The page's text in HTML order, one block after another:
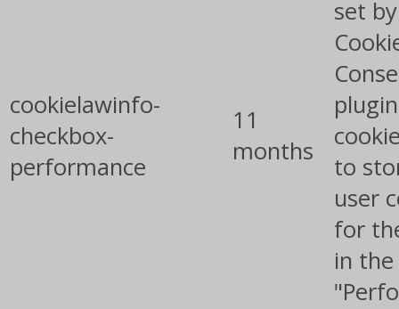
cookielawinfo-
checkbox-
performance
11
months
set
to
user
for
in